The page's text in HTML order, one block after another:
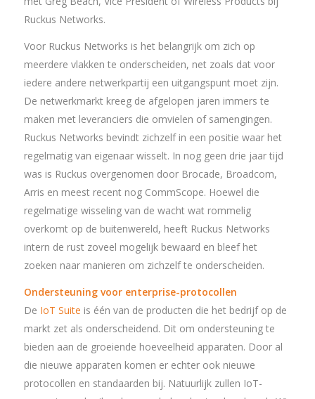
Ruckus Networks.
Voor Ruckus Networks is het belangrijk om zich op
meerdere vlakken te onderscheiden, net zoals dat voor
iedere andere netwerkpartij een uitgangspunt moet zijn.
De netwerkmarkt kreeg de afgelopen jaren immers te
maken met leveranciers die omvielen of samengingen.
Ruckus Networks bevindt zichzelf in een positie waar het
regelmatig van eigenaar wisselt. In nog geen drie jaar tijd
was is Ruckus overgenomen door Brocade, Broadcom,
Arris en meest recent nog CommScope. Hoewel die
regelmatige wisseling van de wacht wat rommelig
overkomt op de buitenwereld, heeft Ruckus Networks
intern de rust zoveel mogelijk bewaard en bleef het
zoeken naar manieren om zichzelf te onderscheiden.
Ondersteuning voor enterprise-protocollen
De IoT Suite is één van de producten die het bedrijf op de
markt zet als onderscheidend. Dit om ondersteuning te
bieden aan de groeiende hoeveelheid apparaten. Door al
die nieuwe apparaten komen er echter ook nieuwe
protocollen en standaarden bij. Natuurlijk zullen IoT-